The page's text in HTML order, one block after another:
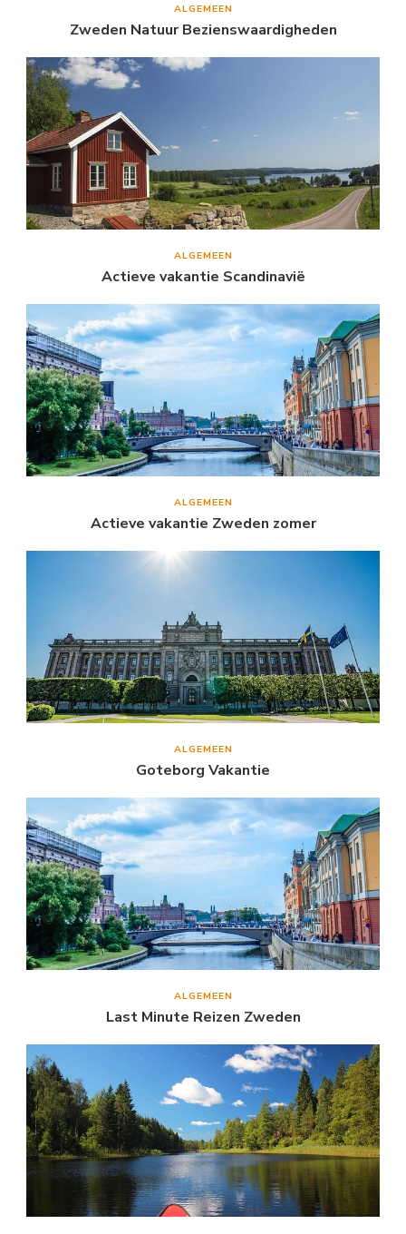
ALGEMEEN
Zweden Natuur Bezienswaardigheden
ALGEMEEN
Actieve vakantie Scandinavië
ALGEMEEN
Actieve vakantie Zweden zomer
ALGEMEEN
Goteborg Vakantie
ALGEMEEN
Last Minute Reizen Zweden